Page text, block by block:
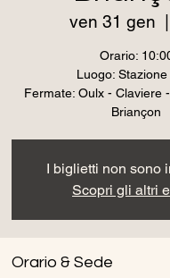
ven 31 gen
Orario:
Luogo: Stazione
Fermate: Oulx - Claviere
Briançon
I biglietti non sono
Scopri gli altri
Orario & Sede